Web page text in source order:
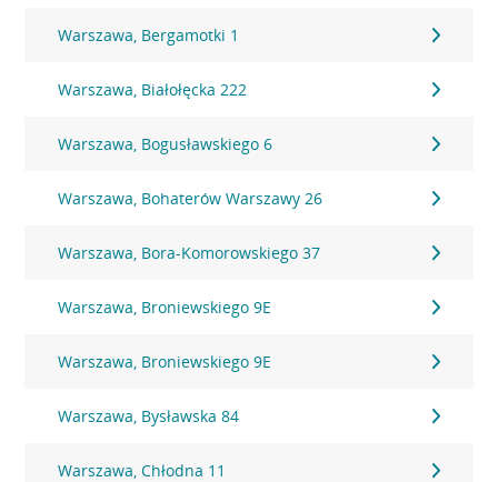
Warszawa, Bergamotki 1
Warszawa, Białołęcka 222
Warszawa, Bogusławskiego 6
Warszawa, Bohaterów Warszawy 26
Warszawa, Bora-Komorowskiego 37
Warszawa, Broniewskiego 9E
Warszawa, Broniewskiego 9E
Warszawa, Bysławska 84
Warszawa, Chłodna 11